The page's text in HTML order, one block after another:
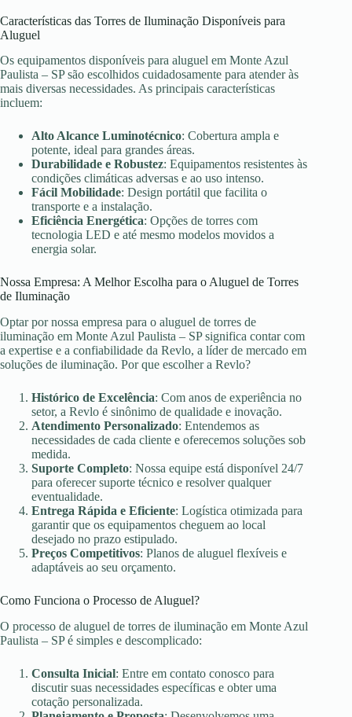
Características das Torres de Iluminação Disponíveis para
Aluguel
Os equipamentos disponíveis para aluguel em Monte Azul
Paulista – SP são escolhidos cuidadosamente para atender às
mais diversas necessidades. As principais características
incluem:
Alto Alcance Luminotécnico: Cobertura ampla e
potente, ideal para grandes áreas.
Durabilidade e Robustez: Equipamentos resistentes às
condições climáticas adversas e ao uso intenso.
Fácil Mobilidade: Design portátil que facilita o
transporte e a instalação.
Eficiência Energética: Opções de torres com
tecnologia LED e até mesmo modelos movidos a
energia solar.
Nossa Empresa: A Melhor Escolha para o Aluguel de Torres
de Iluminação
Optar por nossa empresa para o aluguel de torres de
iluminação em Monte Azul Paulista – SP significa contar com
a expertise e a confiabilidade da Revlo, a líder de mercado em
soluções de iluminação. Por que escolher a Revlo?
Histórico de Excelência: Com anos de experiência no
setor, a Revlo é sinônimo de qualidade e inovação.
Atendimento Personalizado: Entendemos as
necessidades de cada cliente e oferecemos soluções sob
medida.
Suporte Completo: Nossa equipe está disponível 24/7
para oferecer suporte técnico e resolver qualquer
eventualidade.
Entrega Rápida e Eficiente: Logística otimizada para
garantir que os equipamentos cheguem ao local
desejado no prazo estipulado.
Preços Competitivos: Planos de aluguel flexíveis e
adaptáveis ao seu orçamento.
Como Funciona o Processo de Aluguel?
O processo de aluguel de torres de iluminação em Monte Azul
Paulista – SP é simples e descomplicado:
Consulta Inicial: Entre em contato conosco para
discutir suas necessidades específicas e obter uma
cotação personalizada.